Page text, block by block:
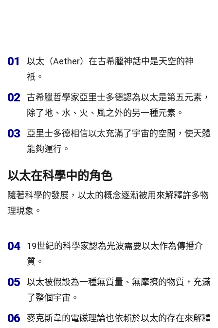
01
以太（Aether）在古希臘神話中是天空的神
祇。
02
古希臘哲學家亞里士多德認為以太是第五元素，
除了地、水、火、風之外的另一種元素。
03
亞里士多德相信以太充滿了宇宙的空間，使天體
能夠運行。
以太在科學中的角色
隨著科學的發展，以太的概念逐漸被用來解釋許多物
理現象。
04
19世紀的科學家認為光波需要以太作為傳播介
質。
05
以太被假設為一種無質量、無摩擦的物質，充滿
了整個宇宙。
06
麥克斯韋的電磁理論也依賴於以太的存在來解釋